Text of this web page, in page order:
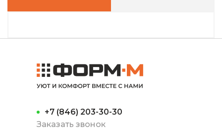
+7 (846) 203-30-30
Заказать звонок